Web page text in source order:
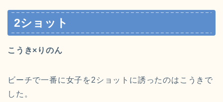
2ショット
こうき×りのん
ビーチで一番に女子を2ショットに誘ったのはこうきで
した。